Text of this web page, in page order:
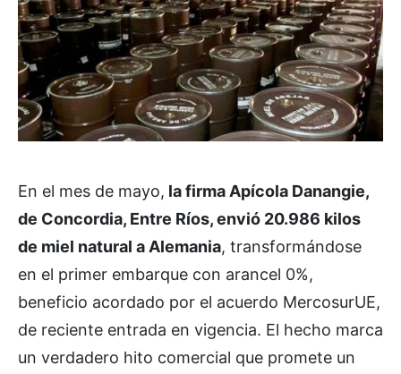
En el mes de mayo, la firma Apícola Danangie,
de Concordia, Entre Ríos, envió 20.986 kilos
de miel natural a Alemania, transformándose
en el primer embarque con arancel 0%,
beneficio acordado por el acuerdo MercosurUE,
de reciente entrada en vigencia. El hecho marca
un verdadero hito comercial que promete un